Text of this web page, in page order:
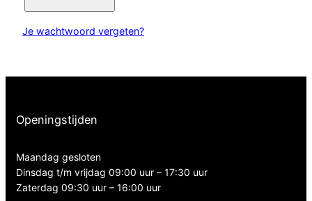
Je wachtwoord vergeten?
Openingstijden
Maandag gesloten
Dinsdag t/m vrijdag 09:00 uur – 17:30 uur
Zaterdag 09:30 uur – 16:00 uur